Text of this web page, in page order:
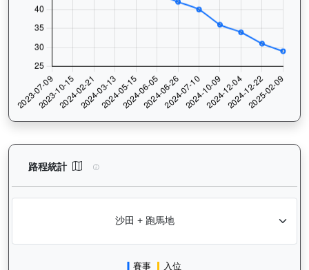
路程統計 背背龍（H374）— 路程統計分析：查看香港賽